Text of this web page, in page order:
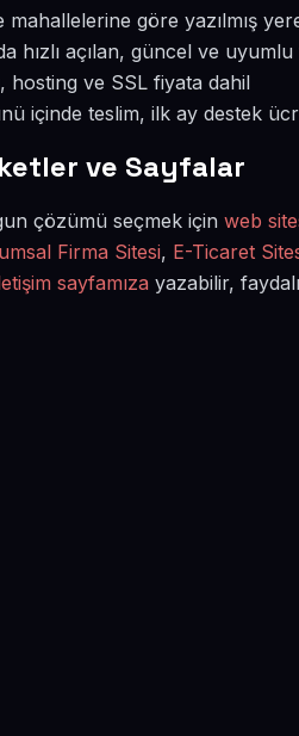
mahallelerine göre yazılmış
hızlı açılan, güncel ve uyumlu
hosting ve SSL fiyata dahil
içinde teslim, ilk ay destek
ve Sayfalar
çözümü seçmek için web
Firma Sitesi, E-Ticaret
sayfamıza yazabilir,